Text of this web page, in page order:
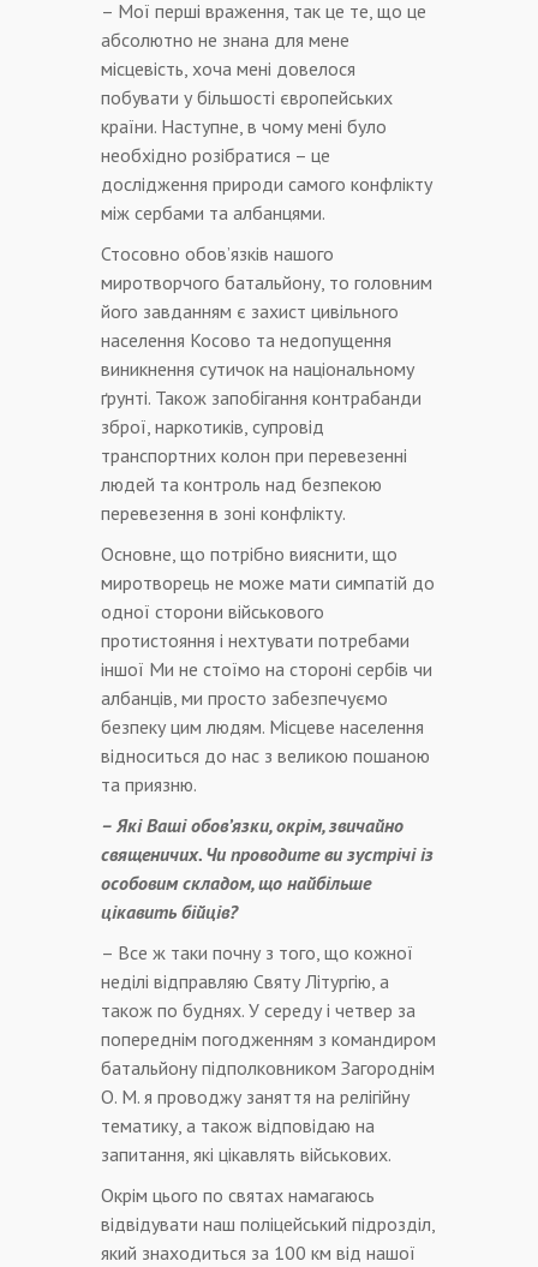
– Мої перші враження, так це те, що це
абсолютно не знана для мене
місцевість, хоча мені довелося
побувати у більшості європейських
країни. Наступне, в чому мені було
необхідно розібратися – це
дослідження природи самого конфлікту
між сербами та албанцями.
Стосовно обов’язків нашого
миротворчого батальйону, то головним
його завданням є захист цивільного
населення Косово та недопущення
виникнення сутичок на національному
ґрунті. Також запобігання контрабанди
зброї, наркотиків, супровід
транспортних колон при перевезенні
людей та контроль над безпекою
перевезення в зоні конфлікту.
Основне, що потрібно вияснити, що
миротворець не може мати симпатій до
одної сторони військового
протистояння і нехтувати потребами
іншої Ми не стоїмо на стороні сербів чи
албанців, ми просто забезпечуємо
безпеку цим людям. Місцеве населення
відноситься до нас з великою пошаною
та приязню.
– Які Ваші обов’язки, окрім, звичайно
священичих. Чи проводите ви зустрічі із
особовим складом, що найбільше
цікавить бійців?
– Все ж таки почну з того, що кожної
неділі відправляю Святу Літургію, а
також по буднях. У середу і четвер за
попереднім погодженням з командиром
батальйону підполковником Загороднім
О. М. я проводжу заняття на релігійну
тематику, a також відповідаю на
запитання, які цікавлять військових.
Окрім цього по святах намагаюсь
відвідувати наш поліцейський підрозділ,
який знаходиться за 100 км від нашої